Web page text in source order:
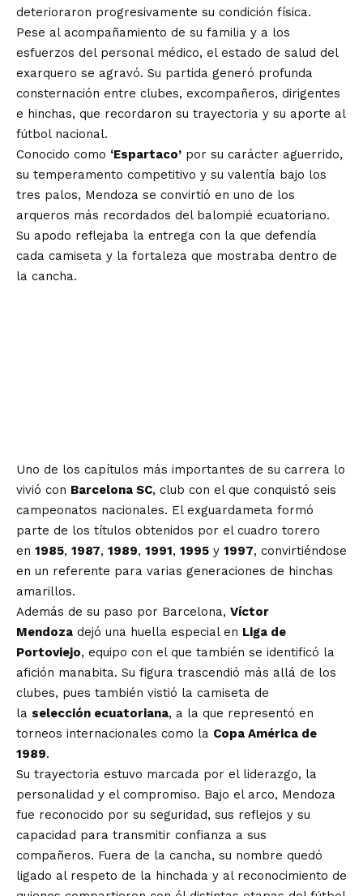
deterioraron progresivamente su condición física.
Pese al acompañamiento de su familia y a los
esfuerzos del personal médico, el estado de salud del
exarquero se agravó. Su partida generó profunda
consternación entre clubes, excompañeros, dirigentes
e hinchas, que recordaron su trayectoria y su aporte al
fútbol nacional.
Conocido como ‘Espartaco’ por su carácter aguerrido,
su temperamento competitivo y su valentía bajo los
tres palos, Mendoza se convirtió en uno de los
arqueros más recordados del balompié ecuatoriano.
Su apodo reflejaba la entrega con la que defendía
cada camiseta y la fortaleza que mostraba dentro de
la cancha.
Uno de los capítulos más importantes de su carrera lo
vivió con Barcelona SC, club con el que conquistó seis
campeonatos nacionales. El exguardameta formó
parte de los títulos obtenidos por el cuadro torero
en 1985, 1987, 1989, 1991, 1995 y 1997, convirtiéndose
en un referente para varias generaciones de hinchas
amarillos.
Además de su paso por Barcelona, Víctor
Mendoza dejó una huella especial en Liga de
Portoviejo, equipo con el que también se identificó la
afición manabita. Su figura trascendió más allá de los
clubes, pues también vistió la camiseta de
la selección ecuatoriana, a la que representó en
torneos internacionales como la Copa América de
1989.
Su trayectoria estuvo marcada por el liderazgo, la
personalidad y el compromiso. Bajo el arco, Mendoza
fue reconocido por su seguridad, sus reflejos y su
capacidad para transmitir confianza a sus
compañeros. Fuera de la cancha, su nombre quedó
ligado al respeto de la hinchada y al reconocimiento de